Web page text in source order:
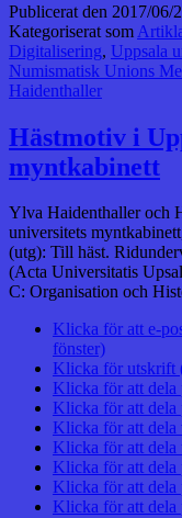
Publicerat den 2017/06/
Kategoriserat som
Digitalisering, Uppsala
Numismatisk Unions
Haidenthaller
Hästmotiv i
myntkabinett
Ylva Haidenthaller och
universitets
(utg): Till häst.
(Acta Universitatis
C: Organisation och
Klicka för att e-
fönster)
Klicka för utskrift
Klicka för att dela
Klicka för att dela
Klicka för att dela
Klicka för att dela
Klicka för att dela
Klicka för att dela
Klicka för att dela